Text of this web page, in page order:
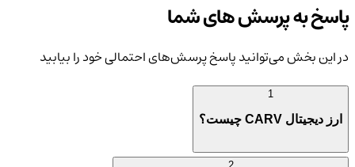
پاسخ به پرسش های شما
در این بخش می‌توانید پاسخ پرسش‌های احتمالی خود را بیابید
ارز دیجیتال CARV چیست؟